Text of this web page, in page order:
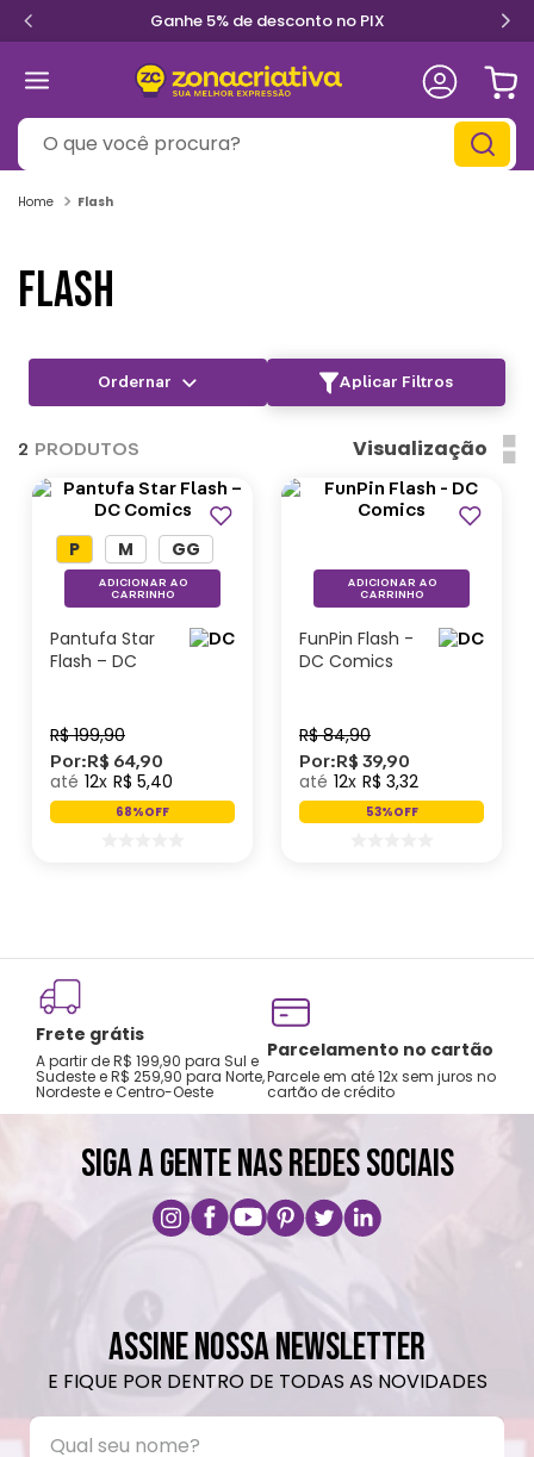
Ganhe 5% de desconto no PIX
O que você procura?
Flash
FLASH
Aplicar Filtros
2 PRODUTOS Visualização
Pantufa Star
Flash – DC
R$ 199,90
Por:R$ 64,90
12 R$ 5,40
68%OFF
P M GG
ADICIONAR AO
CARRINHO
FunPin Flash -
DC Comics
R$ 84,90
Por:R$ 39,90
12 R$ 3,32
53%OFF
ADICIONAR AO
CARRINHO
Frete grátis
A partir de R$ 199,90 para Sul e
Sudeste e R$ 259,90 para Norte,
Nordeste e Centro-Oeste
Parcelamento no cartão
Parcele em até 12x sem juros no
cartão de crédito
SIGA A GENTE NAS REDES SOCIAIS
ASSINE NOSSA NEWSLETTER
E FIQUE POR DENTRO DE TODAS AS NOVIDADES